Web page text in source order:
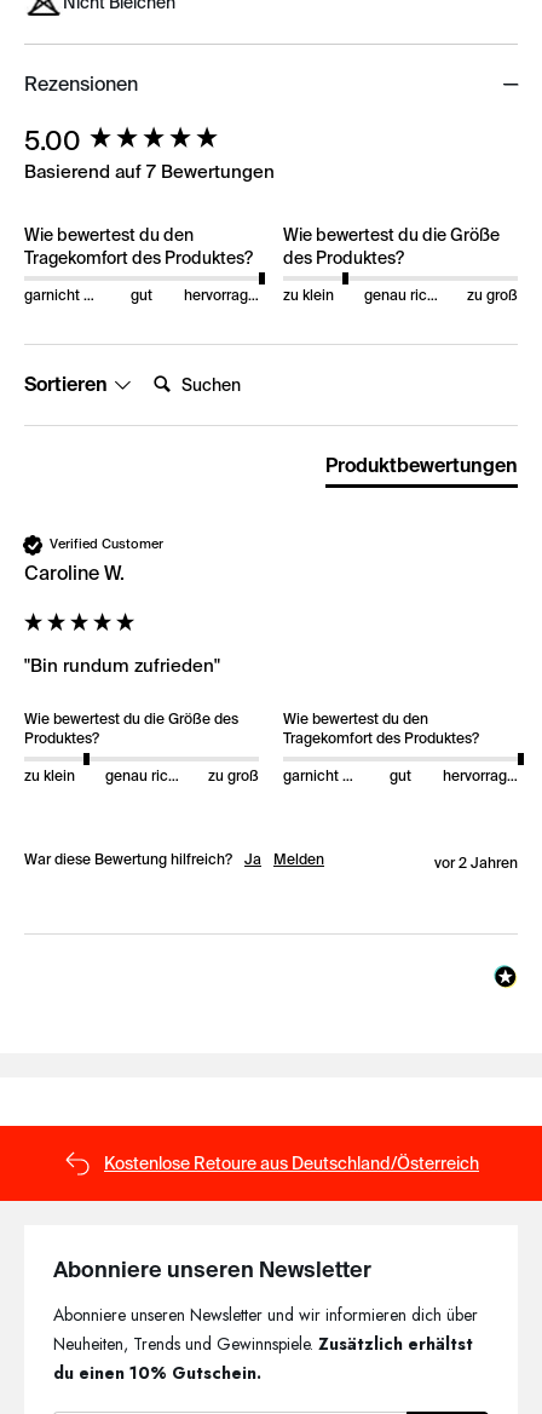
Rezensionen
5.00
Basierend auf 7 Bewertungen
Wie bewertest du den
Tragekomfort des Produktes?
garnicht gut gut hervorragend
Wie bewertest du die Größe
des Produktes?
zu klein genau richtig zu groß
Sortieren
Produktbewertungen
Verified Customer
Caroline W.
"Bin rundum zufrieden"
Wie bewertest du die Größe des
Produktes?
zu klein genau richtig zu groß
Wie bewertest du den
Tragekomfort des Produktes?
garnicht gut gut hervorragend
War diese Bewertung hilfreich? Ja Melden vor 2 Jahren
New content loaded
Kostenlose Retoure aus Deutschland/Österreich
Abonniere unseren Newsletter
Abonniere unseren Newsletter und wir informieren dich über
Neuheiten, Trends und Gewinnspiele.Zusätzlich erhältst
du einen 10% Gutschein.